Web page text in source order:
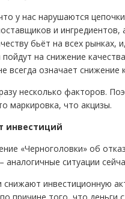
у нас нарушаются
и
бьёт на всех рынках,
пойдут на снижение
всегда означает снижение
несколько факторов.
маркировка, что акцизы.
инвестиций
«Черноголовки» об
аналогичные ситуации
снижают инвестиционную